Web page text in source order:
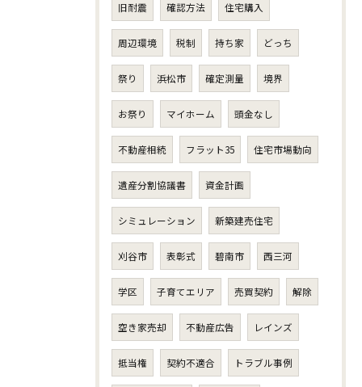
旧耐震 確認方法 住宅購入
周辺環境 税制 持ち家 どっち
祭り 浜松市 確定測量 境界
お祭り マイホーム 頭金なし
不動産相続 フラット35 住宅市場動向
遺産分割協議書 資金計画
シミュレーション 新築建売住宅
刈谷市 表彰式 碧南市 西三河
学区 子育てエリア 売買契約 解除
空き家売却 不動産広告 レインズ
抵当権 契約不適合 トラブル事例